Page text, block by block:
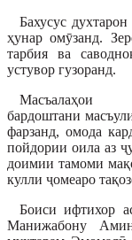
Бахусус
ҳунар омӯзанд.
тарбия ва
устувор гузоранд.
Масъалаҳои
бардоштани
фарзанд, омода
пойдории оила аз
доимии тамоми
кулли ҷомеаро
Боиси ифтихор
Манижабону